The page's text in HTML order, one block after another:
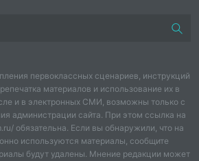
1945» (7,5х25 см.)
(9х9 см.)
(7,5х24 см.)
см.)
первоклассных сценариев, инструкций
материалов и использование их в
и в электронных СМИ, возможны только с
администрации сайта. При этом ссылка на
обязательна. Если вы обнаружили, что на
используются материалы, сообщите
будут удалены. Мнение редакции может